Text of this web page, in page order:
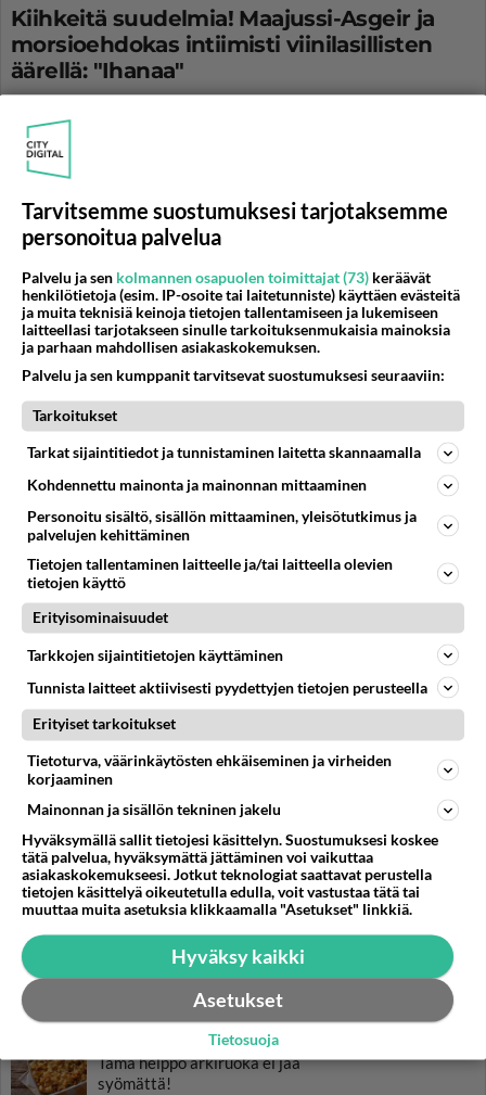
Kiihkeitä suudelmia! Maajussi-Asgeir ja
morsioehdokas intiimisti viinilasillisten
äärellä: "Ihanaa"
realityssä aletaan tutustua syvällisemmin.
Oho! Maajussi-Asgeir yllättää
pussailemalla suoraan suulle: "Kyllä mä
mieluummin sen pusun..."
pusuilla.
LUETUIMMAT
Muistatko? Kädestä suuhun
elävä Satu sai jättimäisen
rahasalkun Henry-
Tiesitkö? Martina Aitolehden
isäpuoli on tämä suosittu
Luetuimmat: Aarne Pelkonen
ja Noora Louhimo vihdoinkin
yhdessä - Tätä moni jo odotti
Danny, 83, teki yllättävän
teon - Missä on 25-vuotias
Helmi Loukasmäki?
Kun yksi kauhallinen ei riitä...
Tämä helppo arkiruoka ei jää
syömättä!
Tarvitsemme suostumuksesi tarjotaksemme
personoitua palvelua
Palvelu ja sen kolmannen osapuolen toimittajat (73) keräävät
henkilötietoja (esim. IP-osoite tai laitetunniste) käyttäen evästeitä
ja muita teknisiä keinoja tietojen tallentamiseen ja lukemiseen
laitteellasi tarjotakseen sinulle tarkoituksenmukaisia mainoksia
ja parhaan mahdollisen asiakaskokemuksen.
Palvelu ja sen kumppanit tarvitsevat suostumuksesi seuraaviin:
Tarkoitukset
Tarkat sijaintitiedot ja tunnistaminen laitetta skannaamalla
Kohdennettu mainonta ja mainonnan mittaaminen
Personoitu sisältö, sisällön mittaaminen, yleisötutkimus ja
palvelujen kehittäminen
Tietojen tallentaminen laitteelle ja/tai laitteella olevien
tietojen käyttö
Erityisominaisuudet
Tarkkojen sijaintitietojen käyttäminen
Tunnista laitteet aktiivisesti pyydettyjen tietojen perusteella
Erityiset tarkoitukset
Tietoturva, väärinkäytösten ehkäiseminen ja virheiden
korjaaminen
Mainonnan ja sisällön tekninen jakelu
Hyväksymällä sallit tietojesi käsittelyn. Suostumuksesi koskee
tätä palvelua, hyväksymättä jättäminen voi vaikuttaa
asiakaskokemukseesi. Jotkut teknologiat saattavat perustella
tietojen käsittelyä oikeutetulla edulla, voit vastustaa tätä tai
muuttaa muita asetuksia klikkaamalla "Asetukset" linkkiä.
Hyväksy kaikki
Asetukset
Tietosuoja